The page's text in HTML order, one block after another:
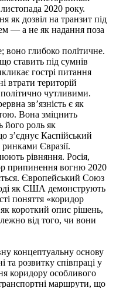
2020 року.
як дозвіл на транзит під
— а не як надання поза
воно глибоко політичне.
ставить під сумнів
гострі питання
втрати територій
чутливими.
зв’язність є як
Вона зміцнить
його роль як
з’єднує Каспійський
Євразії.
рівняння. Росія,
припинення вогню 2020
Європейський Союз
як США демонструють
поняття «коридор
короткий опис рішень,
від того, чи вони
концептуальну основу
розвитку співпраці у
коридору особливого
транспортні маршрути, що